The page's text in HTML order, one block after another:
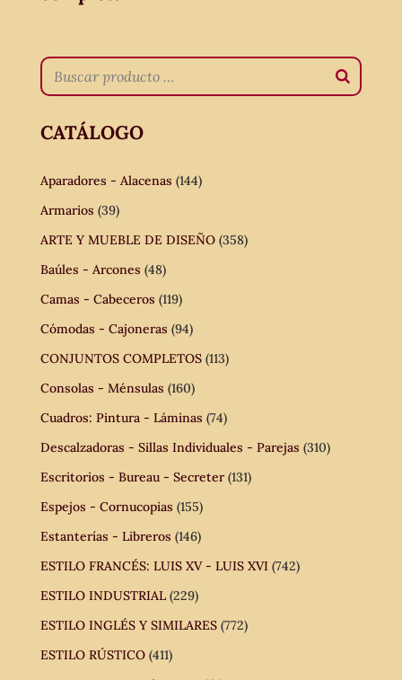
CATÁLOGO
Aparadores - Alacenas (144)
Armarios (39)
ARTE Y MUEBLE DE DISEÑO (358)
Baúles - Arcones (48)
Camas - Cabeceros (119)
Cómodas - Cajoneras (94)
CONJUNTOS COMPLETOS (113)
Consolas - Ménsulas (160)
Cuadros: Pintura - Láminas (74)
Descalzadoras - Sillas Individuales - Parejas (310)
Escritorios - Bureau - Secreter (131)
Espejos - Cornucopias (155)
Estanterías - Libreros (146)
ESTILO FRANCÉS: LUIS XV - LUIS XVI (742)
ESTILO INDUSTRIAL (229)
ESTILO INGLÉS Y SIMILARES (772)
ESTILO RÚSTICO (411)